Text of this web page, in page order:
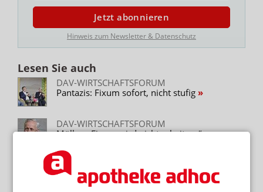
Jetzt abonnieren
Hinweis zum Newsletter & Datenschutz
Lesen Sie auch
DAV-WIRTSCHAFTSFORUM
Pantazis: Fixum sofort, nicht stufig
DAV-WIRTSCHAFTSFORUM
Müller: „Fixum wird nicht scheitern“
DAV-WIRTSCHAFTSFORUM
Bauer: Betriebsergebnis 2025 geringer als
2005